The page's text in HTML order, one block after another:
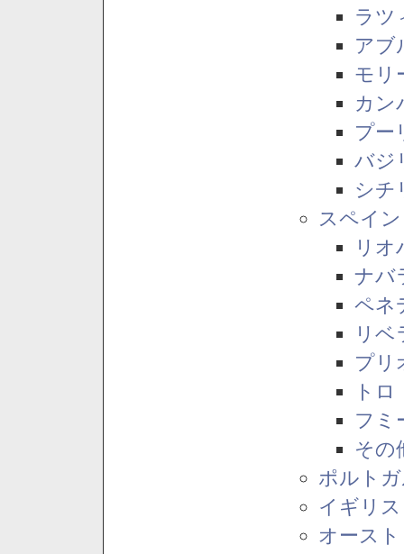
ラツ
アブ
モリ
カン
プー
バジ
シチ
スペイン
リオ
ナバ
ペネ
リベ
プリ
トロ
フミ
その
ポルト
イギリス
オース